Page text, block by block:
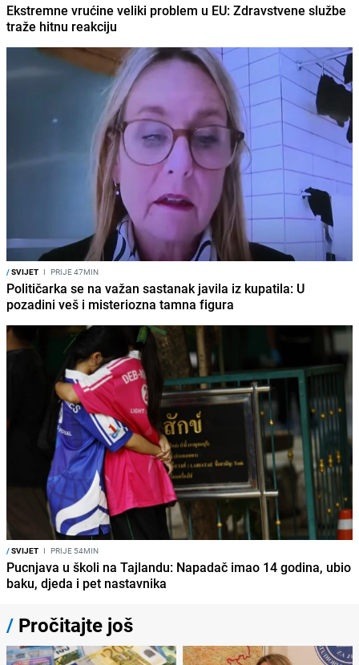
Ekstremne vrućine veliki problem u EU: Zdravstvene službe
traže hitnu reakciju
/SVIJET I PRIJE 47MIN
Političarka se na važan sastanak javila iz kupatila: U
pozadini veš i misteriozna tamna figura
/SVIJET I PRIJE 54MIN
Pucnjava u školi na Tajlandu: Napadač imao 14 godina, ubio
baku, djeda i pet nastavnika
/ Pročitajte još